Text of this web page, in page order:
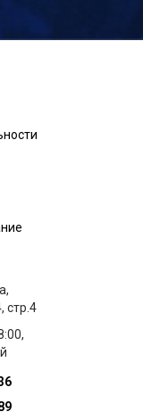
стр.4